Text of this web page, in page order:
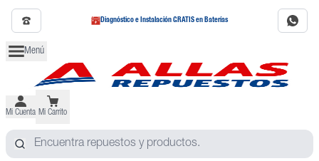
Diagnóstico e Instalación GRATIS en Baterías
Menú
Mi Cuenta Mi Carrito